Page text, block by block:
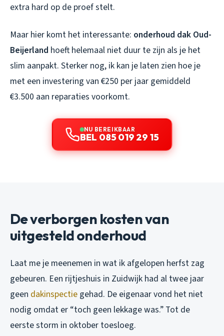
extra hard op de proef stelt.
Maar hier komt het interessante: onderhoud dak Oud-
Beijerland hoeft helemaal niet duur te zijn als je het
slim aanpakt. Sterker nog, ik kan je laten zien hoe je
met een investering van €250 per jaar gemiddeld
€3.500 aan reparaties voorkomt.
NU BEREIKBAAR
BEL 085 019 29 15
De verborgen kosten van
uitgesteld onderhoud
Laat me je meenemen in wat ik afgelopen herfst zag
gebeuren. Een rijtjeshuis in Zuidwijk had al twee jaar
geen dakinspectie gehad. De eigenaar vond het niet
nodig omdat er “toch geen lekkage was.” Tot de
eerste storm in oktober toesloeg.